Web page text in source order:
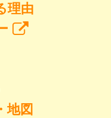
理由
地図